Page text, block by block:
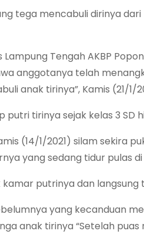
tega mencabuli dirinya dari
Tengah AKBP
anggotanya telah
anak tirinya”, Kamis (21/1/
tirinya sejak kelas 3 SD
(14/1/2021) silam sekira
yang sedang tidur pulas
putrinya dan langsung
yang kecanduan
anak tirinya “Setelah puas